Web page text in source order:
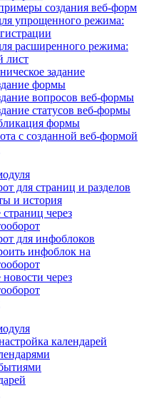
создания веб-форм
упрощенного режима:
расширенного режима:
лист
задание
формы
вопросов веб-формы
статусов веб-формы
формы
с созданной веб-формой
для страниц и разделов
и история
через
для инфоблоков
инфоблок на
через
календарей